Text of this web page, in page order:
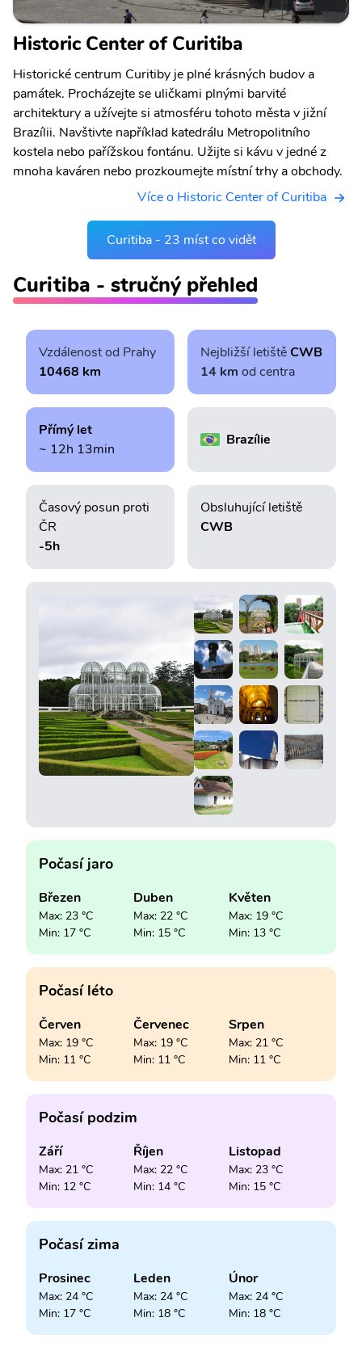
Historic Center of Curitiba
Historické centrum Curitiby je plné krásných budov a
památek. Procházejte se uličkami plnými barvité
architektury a užívejte si atmosféru tohoto města v jižní
Brazílii. Navštivte například katedrálu Metropolitního
kostela nebo pařížskou fontánu. Užijte si kávu v jedné z
mnoha kaváren nebo prozkoumejte místní trhy a obchody.
Více o Historic Center of Curitiba
Curitiba - 23 míst co vidět
Curitiba - stručný přehled
Vzdálenost od Prahy
10468 km
Nejbližší letištěCWB
14 km od centra
Přímý let
~ 12h 13min
Brazílie
Časový posun proti
ČR
-5h
Obsluhující letiště
CWB
Počasí jaro
Březen
Max: 23 °C
Min: 17 °C
Duben
Max: 22 °C
Min: 15 °C
Květen
Max: 19 °C
Min: 13 °C
Počasí léto
Červen
Max: 19 °C
Min: 11 °C
Červenec
Max: 19 °C
Min: 11 °C
Srpen
Max: 21 °C
Min: 11 °C
Počasí podzim
Září
Max: 21 °C
Min: 12 °C
Říjen
Max: 22 °C
Min: 14 °C
Listopad
Max: 23 °C
Min: 15 °C
Počasí zima
Prosinec
Max: 24 °C
Min: 17 °C
Leden
Max: 24 °C
Min: 18 °C
Únor
Max: 24 °C
Min: 18 °C